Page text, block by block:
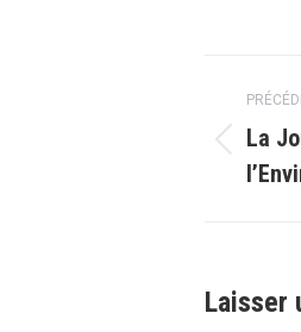
Article
La
Laisser